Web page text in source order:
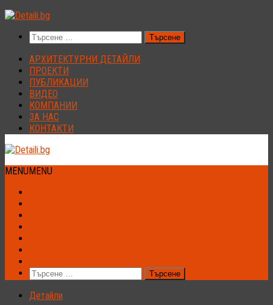
Към
Търсене
за:
АРХИТЕКТУРНИ ДЕТАЙЛИ
ПРОЕКТИ
ПУБЛИКАЦИИ
ВИДЕО
КОМПАНИИ
ЗА НАС
КОНТАКТИ
MENUMENU
Търсене
за:
Детайли